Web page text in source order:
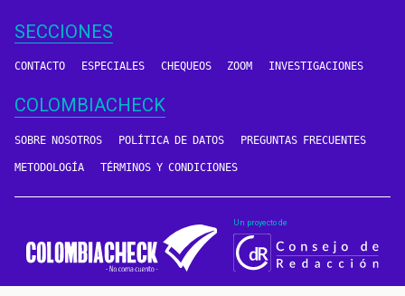
SECCIONES
CONTACTO ESPECIALES CHEQUEOS ZOOM INVESTIGACIONES
COLOMBIACHECK
SOBRE NOSOTROS POLÍTICA DE DATOS PREGUNTAS FRECUENTES
METODOLOGÍA TÉRMINOS Y CONDICIONES
Un proyecto de